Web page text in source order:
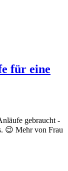
für eine
gebraucht -
😉 Mehr von Frau